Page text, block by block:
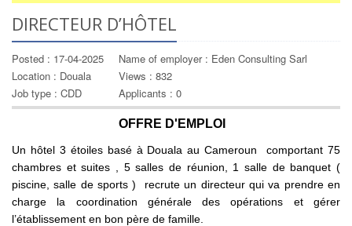
DIRECTEUR D’HÔTEL
Posted : 17-04-2025
Name of employer : Eden Consulting Sarl
Location : Douala
Views : 832
Job type : CDD
Applicants : 0
OFFRE D'EMPLOI
Un hôtel 3 étoiles basé à Douala au Cameroun comportant 75
chambres et suites , 5 salles de réunion, 1 salle de banquet (
piscine, salle de sports ) recrute un directeur qui va prendre en
charge la coordination générale des opérations et gérer
l’établissement en bon père de famille.